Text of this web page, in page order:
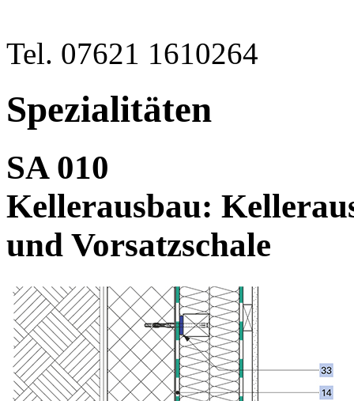
Tel. 07621 1610264
Spezialitäten
SA 010
Kellerausbau:
und Vorsatzschale